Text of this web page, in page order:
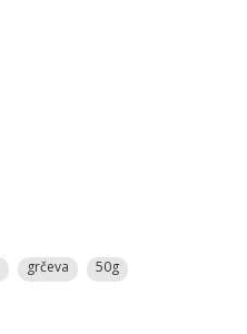
grčeva 50g